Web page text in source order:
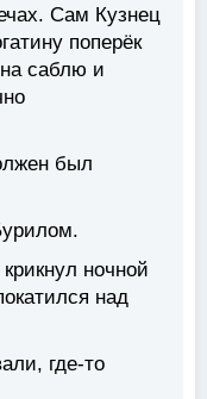
Сам Кузнец
поперёк
саблю и
был
ночной
над
где-то